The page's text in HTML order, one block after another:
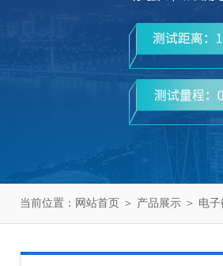
当前位置： 网站首页 ＞ 产品展示 ＞ 电子